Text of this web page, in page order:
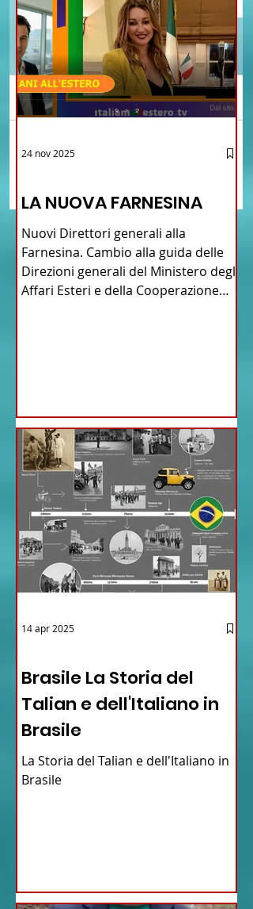
Brasile La Storia del
Commenti
Scrivi un commento...
LA NUOVA FARNESINA
Nuovi Direttori generali alla
Farnesina. Cambio alla guida delle
Direzioni generali del Ministero degli
Affari Esteri e della Cooperazione
24 nov 2025
Brasile La Storia del
Talian e dell'Italiano in
Brasile
La Storia del Talian e dell'Italiano in
Brasile
14 apr 2025